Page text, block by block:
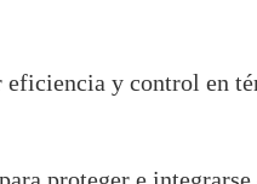
y control en
proteger e